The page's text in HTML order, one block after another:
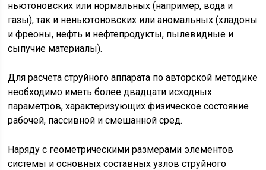
ньютоновских или нормальных (например, вода и
газы), так и неньютоновских или аномальных (хладоны
и фреоны, нефть и нефтепродукты, пылевидные и
сыпучие материалы).
Для расчета струйного аппарата по авторской методике
необходимо иметь более двадцати исходных
параметров, характеризующих физическое состояние
рабочей, пассивной и смешанной сред.
Наряду с геометрическими размерами элементов
системы и основных составных узлов струйного